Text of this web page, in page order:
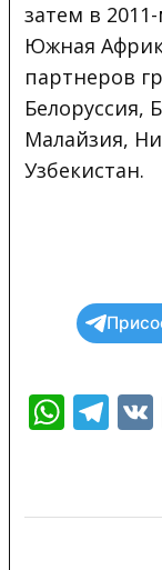
затем в
Южная
партнеров
Белоруссия,
Малайзия,
Узбекистан.